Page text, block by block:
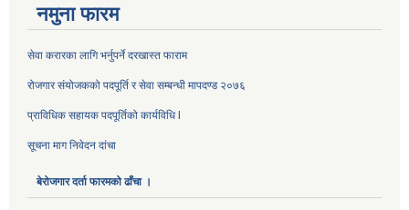
नमुना फारम
सेवा करारका लागि भर्नुपर्ने दरखास्त फाराम
रोजगार संयोजकको पदपूर्ति र सेवा सम्बन्धी मापदण्ड २०७६
प्राविधिक सहायक पदपूर्तिको कार्यविधि l
सूचना माग निवेदन दांचा
बेरोजगार दर्ता फारमको ढाँचा ।